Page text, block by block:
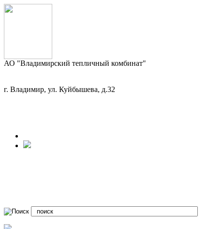
АО "Владимирский тепличный комбинат"
г. Владимир, ул. Куйбышева, д.32